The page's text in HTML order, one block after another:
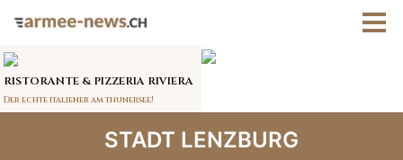
STADT LENZBURG